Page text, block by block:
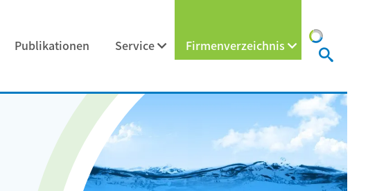
Publikationen Service Firmenverzeichnis